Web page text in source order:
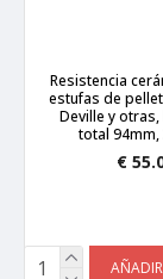
Resistencia
estufas de
Deville y
total 94mm,
€